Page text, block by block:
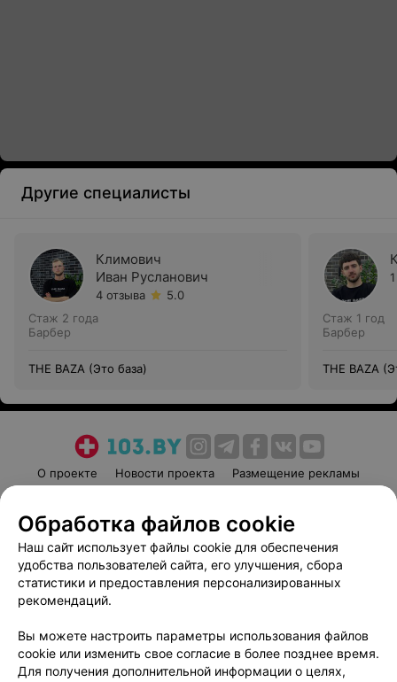
Другие специалисты
Климович
Иван Русланович
4 отзыва
5.0
Стаж 2 года
Барбер
THE BAZA (Это база)
Стаж 1 год
Барбер
THE BAZA
О проекте Новости проекта
Размещение рекламы
Пользовательское соглашение
Способы оплаты
Вакансии
Партнеры
Написать руководителю 103.by
Обработка персональных данных
Обработка файлов cookie
Наш сайт использует файлы cookie для обеспечения
удобства пользователей сайта, его улучшения, сбора
статистики и предоставления персонализированных
рекомендаций.
Вы можете настроить параметры использования файлов
cookie или изменить свое согласие в более позднее время.
Для получения дополнительной информации о целях,